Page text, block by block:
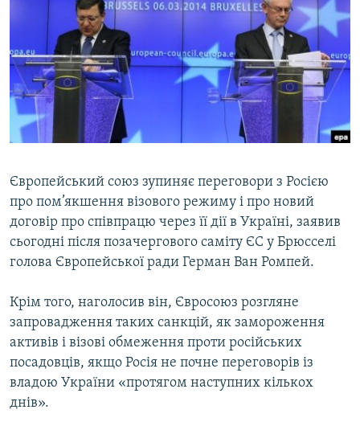
СПЕЦПРОЕКТИ
ДЕПОРТАЦІЯ
ВІДЕОУРОКИ «ELIFBE»
СВІДЧЕННЯ ОКУПАЦІЇ
УКРАЇНСЬКА ПРОБЛЕМА КРИМУ
ЯК ОБІЙТИ БЛОКУВАННЯ
Русский
Qırımtatar
Усі сайти RFE/RL
Європейський союз зупиняє переговори з Росією
про пом’якшення візового режиму і про новий
договір про співпрацю через її дії в Україні, заявив
сьогодні після позачергового саміту ЄС у Брюсселі
голова Європейської ради Герман Ван Ромпей.
Крім того, наголосив він, Євросоюз розгляне
запровадження таких санкцій, як замороження
активів і візові обмеження проти російських
посадовців, якщо Росія не почне переговорів із
владою України «протягом наступних кількох
днів».